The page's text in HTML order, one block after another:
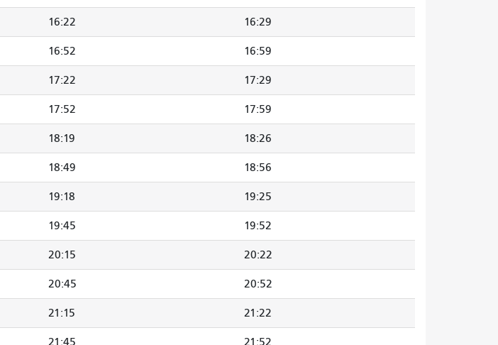
16:22 16:29
16:52 16:59
17:22 17:29
17:52 17:59
18:19 18:26
18:49 18:56
19:18 19:25
19:45 19:52
20:15 20:22
20:45 20:52
21:15 21:22
21:45 21:52